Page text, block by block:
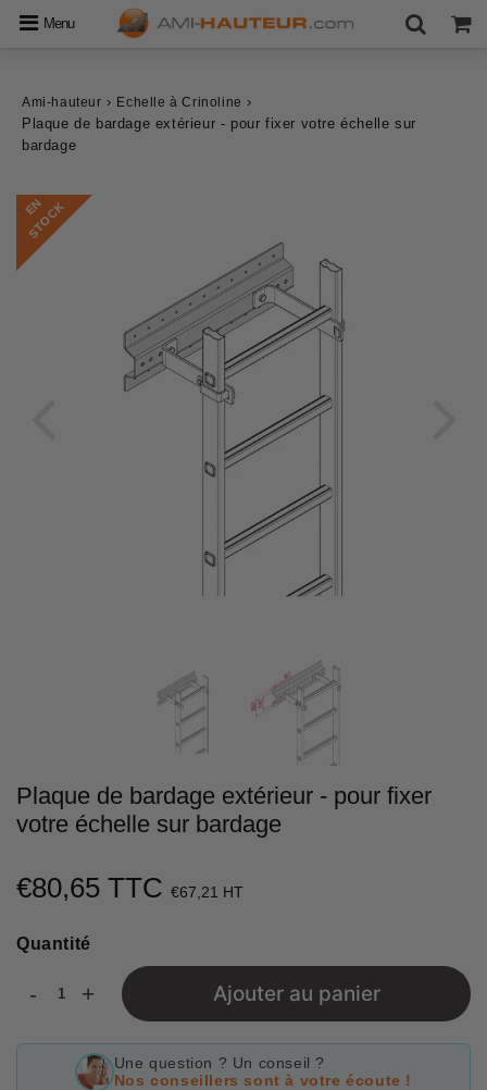
Menu
Ami-hauteur › Echelle à Crinoline ›
Plaque de bardage extérieur - pour fixer votre échelle sur
bardage
E
N
S
T
O
C
K
Plaque de bardage extérieur - pour fixer
votre échelle sur bardage
€80,65 TTC €67,21 HT
price
Quantité
- + Ajouter au panier
Une question ? Un conseil ?
Nos conseillers sont à votre écoute !